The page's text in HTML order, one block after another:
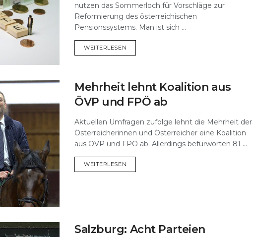
nutzen das Sommerloch für Vorschläge zur
Reformierung des österreichischen
Pensionssystems. Man ist sich ...
WEITERLESEN
Mehrheit lehnt Koalition aus
ÖVP und FPÖ ab
Aktuellen Umfragen zufolge lehnt die Mehrheit der
Österreicherinnen und Österreicher eine Koalition
aus ÖVP und FPÖ ab. Allerdings befürworten 81 ...
WEITERLESEN
Salzburg: Acht Parteien